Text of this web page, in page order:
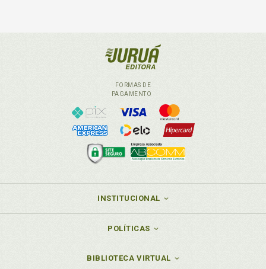
FORMAS DE
PAGAMENTO
INSTITUCIONAL
POLÍTICAS
BIBLIOTECA VIRTUAL